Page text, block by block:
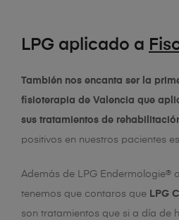
LPG aplicado a
También nos encanta ser la
fisioterapia de Valencia que
sus tratamientos de
positivos en nuestros pacientes
Además de LPG Endermologie®
tenemos que contaros que LPG
son tratamientos que si a día de